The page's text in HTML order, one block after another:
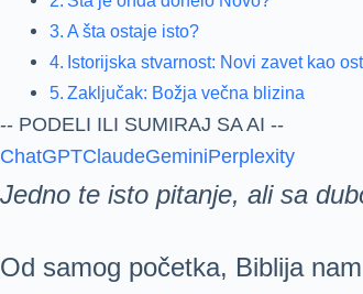
A šta ostaje isto?
Istorijska stvarnost: Novi zavet kao
Zaključak: Božja večna blizina
-- PODELI ILI SUMIRAJ SA AI --
ChatGPTClaudeGeminiPerplexity
Jedno te isto pitanje, ali sa
Od samog početka, Biblija